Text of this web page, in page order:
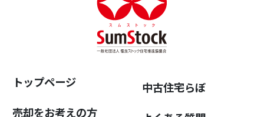
トップページ
売却をお考えの方
中古住宅らぼ